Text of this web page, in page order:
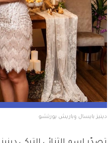
دينيز بايسال وباريش يورتشو